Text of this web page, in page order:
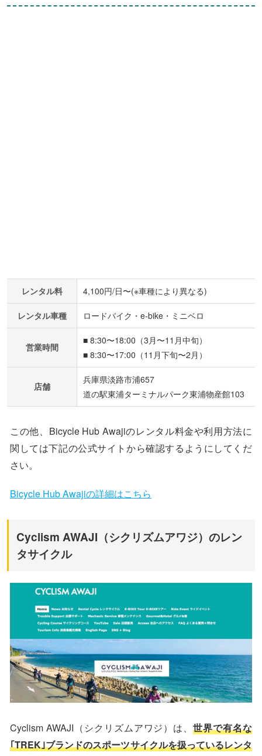
レンタル料 4,100円/日〜(※車種により異なる)
レンタル車種 ロードバイク・e-bike・ミニベロ
営業時間
■ 8:30〜18:00（3月〜11月中旬）
■ 8:30〜17:00（11月下旬〜2月）
店舗
兵庫県淡路市浦657
道の駅東浦ターミナルパーク東浦物産館103
この他、Bicycle Hub Awajiのレンタル料金や利用方法に
関しては下記の公式サイトから確認するようにしてくだ
さい。
Bicycle Hub Awajiの詳細はこちら
Cyclism AWAJI（シクリズムアワジ）のレン
タサイクル
Cyclism AWAJI（シクリズムアワジ）は、世界で有名な
｢TREK｣ブランドのスポーツサイクルを扱っているレンタ